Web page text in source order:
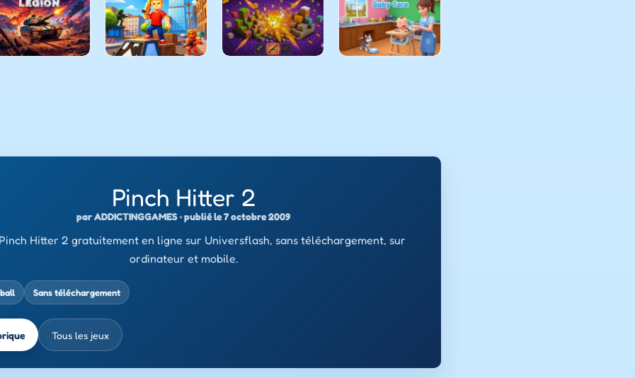
Pinch Hitter 2
par ADDICTINGGAMES · publié le 7 octobre 2009
Hitter 2 gratuitement en ligne sur Universflash, sans téléchargement, sur
ordinateur et mobile.
Sans téléchargement
Tous les jeux